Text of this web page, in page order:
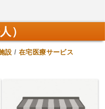
）
設 / 在宅医療サービス